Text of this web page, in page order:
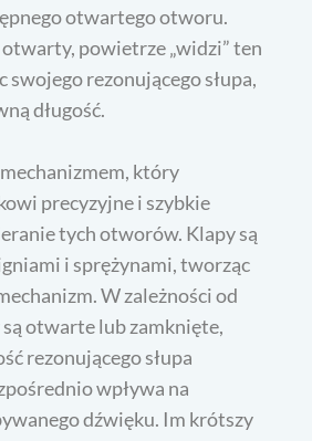
otwartego otworu.
powietrze „widzi” ten
swojego rezonującego słupa,
długość.
który
precyzyjne i szybkie
tych otworów. Klapy są
i sprężynami, tworząc
W zależności od
otwarte lub zamknięte,
rezonującego słupa
wpływa na
dźwięku. Im krótszy